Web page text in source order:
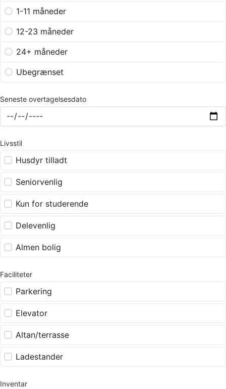
1-11 måneder
12-23 måneder
24+ måneder
Ubegrænset
Seneste overtagelsesdato
Livsstil
Husdyr tilladt
Seniorvenlig
Kun for studerende
Delevenlig
Almen bolig
Faciliteter
Parkering
Elevator
Altan/terrasse
Ladestander
Inventar